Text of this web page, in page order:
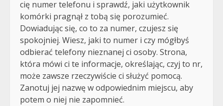
cię numer telefonu i sprawdź, jaki użytkownik
komórki pragnął z tobą się porozumieć.
Dowiadując się, co to za numer, czujesz się
spokojniej. Wiesz, jaki to numer i czy mógłbyś
odbierać telefony nieznanej ci osoby. Strona,
która mówi ci te informacje, określając, czyj to nr,
może zawsze rzeczywiście ci służyć pomocą.
Zanotuj jej nazwę w odpowiednim miejscu, aby
potem o niej nie zapomnieć.